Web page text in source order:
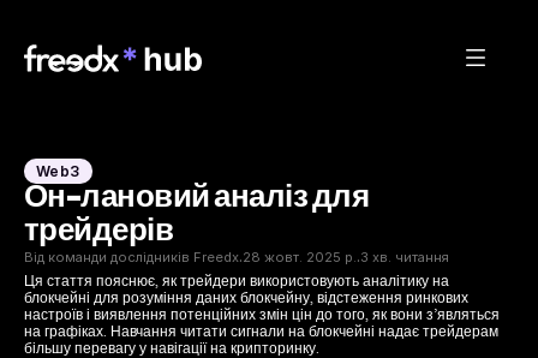
Web3
Он-лановий аналіз для
трейдерів
Від команди дослідників Freedx·28 жовт. 2025 р.·3 хв. читання
Ця стаття пояснює, як трейдери використовують аналітику на
блокчейні для розуміння даних блокчейну, відстеження ринкових
настроїв і виявлення потенційних змін цін до того, як вони з’являться
на графіках. Навчання читати сигнали на блокчейні надає трейдерам
більшу перевагу у навігації на крипторинку.